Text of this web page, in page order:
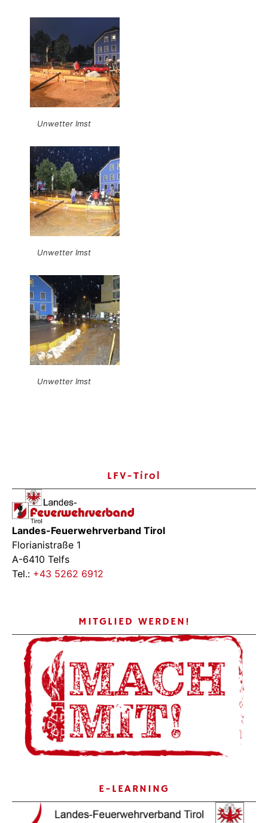
Unwetter Imst
Unwetter Imst
Unwetter Imst
LFV-Tirol
Landes-Feuerwehrverband Tirol
Florianistraße 1
A-6410 Telfs
Tel.: +43 5262 6912
MITGLIED WERDEN!
E-LEARNING